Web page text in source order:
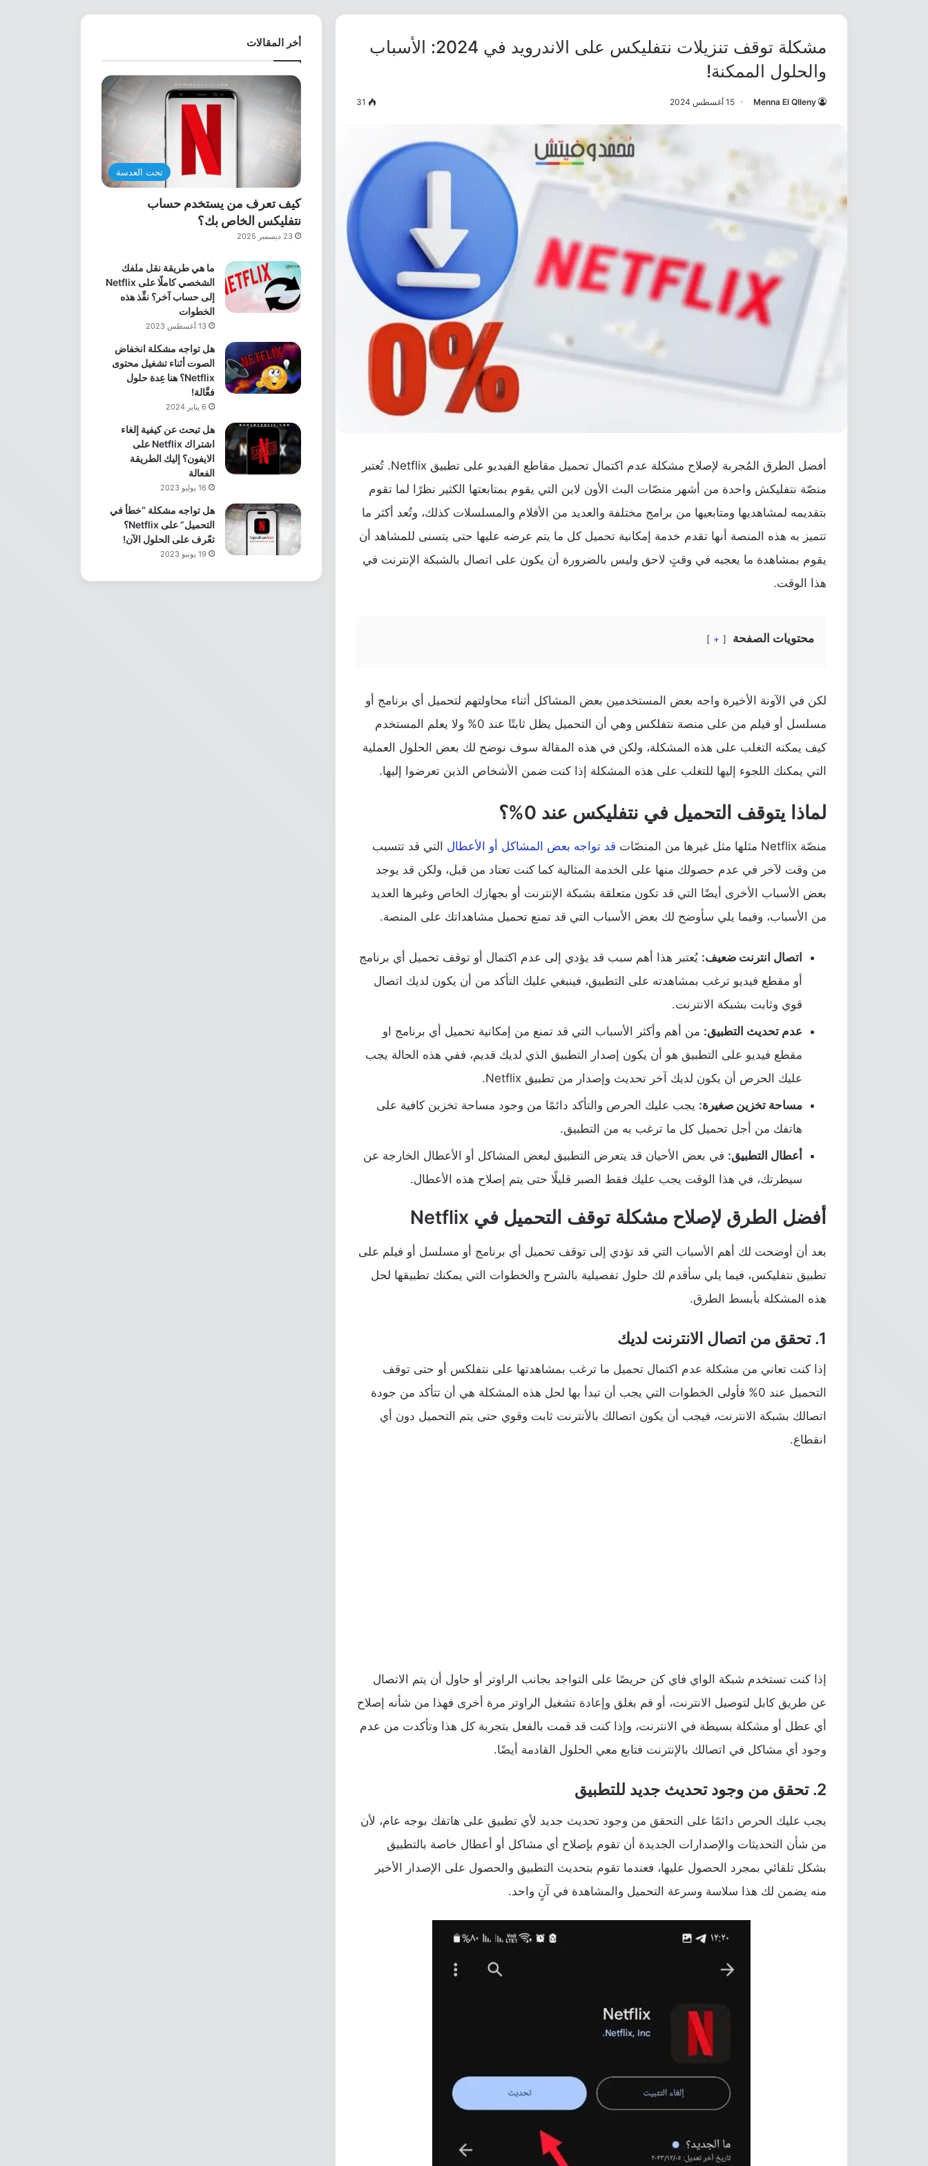
مشكلة توقف تنزيلات نتفليكس على الاندرويد في 2024: الأسباب
والحلول الممكنة!
Menna El Qlleny 15 أغسطس 2024 31
أفضل الطرق المُجربة لإصلاح مشكلة عدم اكتمال تحميل مقاطع الفيديو على تطبيق Netflix. تُعتبر
منصّة نتفليكش واحدة من أشهر منصّات البث الأون لاين التي يقوم بمتابعتها الكثير نظرًا لما تقوم
بتقديمه لمشاهديها ومتابعيها من برامج مختلفة والعديد من الأفلام والمسلسلات كذلك، وتُعد أكثر ما
تتميز به هذه المنصة أنها تقدم خدمة إمكانية تحميل كل ما يتم عرضه عليها حتى يتسنى للمشاهد أن
يقوم بمشاهدة ما يعجبه في وقتٍ لاحق وليس بالضرورة أن يكون على اتصال بالشبكة الإنترنت في
هذا الوقت.
محتويات الصفحة +
لكن في الآونة الأخيرة واجه بعض المستخدمين بعض المشاكل أثناء محاولتهم لتحميل أي برنامج أو
مسلسل أو فيلم من على منصة نتفلكس وهي أن التحميل يظل ثابتًا عند 0% ولا يعلم المستخدم
كيف يمكنه التغلب على هذه المشكلة، ولكن في هذه المقالة سوف نوضح لك بعض الحلول العملية
التي يمكنك اللجوء إليها للتغلب على هذه المشكلة إذا كنت ضمن الأشخاص الذين تعرضوا إليها.
لماذا يتوقف التحميل في نتفليكس عند 0%؟
منصّة Netflix مثلها مثل غيرها من المنصّات قد تواجه بعض المشاكل أو الأعطال التي قد تتسبب
من وقت لآخر في عدم حصولك منها على الخدمة المثالية كما كنت تعتاد من قبل، ولكن قد يوجد
بعض الأسباب الأخرى أيضًا التي قد تكون متعلقة بشبكة الإنترنت أو بجهازك الخاص وغيرها العديد
من الأسباب، وفيما يلي سأوضح لك بعض الأسباب التي قد تمنع تحميل مشاهداتك على المنصة.
اتصال انترنت ضعيف: يُعتبر هذا أهم سبب قد يؤدي إلى عدم اكتمال أو توقف تحميل أي برنامج
أو مقطع فيديو ترغب بمشاهدته على التطبيق، فينبغي عليك التأكد من أن يكون لديك اتصال
قوي وثابت بشبكة الانترنت.
عدم تحديث التطبيق: من أهم وأكثر الأسباب التي قد تمنع من إمكانية تحميل أي برنامج او
مقطع فيديو على التطبيق هو أن يكون إصدار التطبيق الذي لديك قديم، ففي هذه الحالة يجب
عليك الحرص أن يكون لديك آخر تحديث وإصدار من تطبيق Netflix.
مساحة تخزين صغيرة: يجب عليك الحرص والتأكد دائمًا من وجود مساحة تخزين كافية على
هاتفك من أجل تحميل كل ما ترغب به من التطبيق.
أعطال التطبيق: في بعض الأحيان قد يتعرض التطبيق لبعض المشاكل أو الأعطال الخارجة عن
سيطرتك، في هذا الوقت يجب عليك فقط الصبر قليلًا حتى يتم إصلاح هذه الأعطال.
أفضل الطرق لإصلاح مشكلة توقف التحميل في Netflix
بعد أن أوضحت لك أهم الأسباب التي قد تؤدي إلى توقف تحميل أي برنامج أو مسلسل أو فيلم على
تطبيق نتفليكس، فيما يلي سأقدم لك حلول تفصيلية بالشرح والخطوات التي يمكنك تطبيقها لحل
هذه المشكلة بأبسط الطرق.
1. تحقق من اتصال الانترنت لديك
إذا كنت تعاني من مشكلة عدم اكتمال تحميل ما ترغب بمشاهدتها على نتفلكس أو حتى توقف
التحميل عند 0% فأولى الخطوات التي يجب أن تبدأ بها لحل هذه المشكلة هي أن تتأكد من جودة
اتصالك بشبكة الانترنت، فيجب أن يكون اتصالك بالأنترنت ثابت وقوي حتى يتم التحميل دون أي
انقطاع.
إذا كنت تستخدم شبكة الواي فاي كن حريصًا على التواجد بجانب الراوتر أو حاول أن يتم الاتصال
عن طريق كابل لتوصيل الانترنت، أو قم بغلق وإعادة تشغيل الراوتر مرة أخرى فهذا من شأنه إصلاح
أي عطل أو مشكلة بسيطة في الانترنت، وإذا كنت قد قمت بالفعل بتجربة كل هذا وتأكدت من عدم
وجود أي مشاكل في اتصالك بالإنترنت فتابع معي الحلول القادمة أيضًا.
2. تحقق من وجود تحديث جديد للتطبيق
يجب عليك الحرص دائمًا على التحقق من وجود تحديث جديد لأي تطبيق على هاتفك بوجه عام، لأن
من شأن التحديثات والإصدارات الجديدة أن تقوم بإصلاح أي مشاكل أو أعطال خاصة بالتطبيق
بشكل تلقائي بمجرد الحصول عليها، فعندما تقوم بتحديث التطبيق والحصول على الإصدار الأخير
منه يضمن لك هذا سلاسة وسرعة التحميل والمشاهدة في آنٍ واحد.
أخر المقالات
تحت العدسة
كيف تعرف من يستخدم حساب
نتفليكس الخاص بك؟
23 ديسمبر 2025
ما هي طريقة نقل ملفك
الشخصي كاملًا على Netflix
إلى حساب آخر؟ نفِّذ هذه
الخطوات
13 أغسطس 2023
هل تواجه مشكلة انخفاض
الصوت أثناء تشغيل محتوى
Netflix؟ هنا عِدة حلول
فعَّالة!
6 يناير 2024
هل تبحث عن كيفية إلغاء
اشتراك Netflix على
الايفون؟ إليك الطريقة
الفعالة
16 يوليو 2023
هل تواجه مشكلة “خطأ في
التحميل” على Netflix؟
تعّرف على الحلول الآن!
19 يونيو 2023